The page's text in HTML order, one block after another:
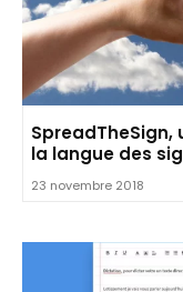
la langue des
23 novembre 2018